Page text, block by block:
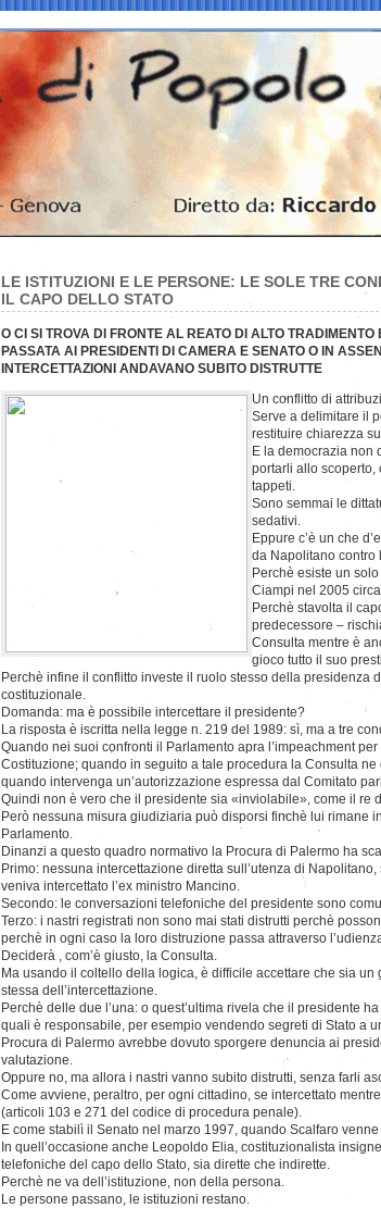
LE ISTITUZIONI E LE PERSONE: LE SOLE TRE
IL CAPO DELLO STATO
O CI SI TROVA DI FRONTE AL REATO DI ALTO
PASSATA AI PRESIDENTI DI CAMERA E SENATO O IN
INTERCETTAZIONI ANDAVANO SUBITO DISTRUTTE
Un conflitto di
Serve a delimitare il
restituire chiarezza
E la democrazia non
portarli allo scoperto,
tappeti.
Sono semmai le
sedativi.
Eppure c’è un che
da Napolitano contro
Perchè esiste un
Ciampi nel 2005
Perchè stavolta il
predecessore –
Consulta mentre è
gioco tutto il suo
Perchè infine il conflitto investe il ruolo stesso della presidenza
costituzionale.
Domanda: ma è possibile intercettare il presidente?
La risposta è iscritta nella legge n. 219 del 1989: sì, ma a tre
Quando nei suoi confronti il Parlamento apra l’impeachment
Costituzione; quando in seguito a tale procedura la Consulta
quando intervenga un’autorizzazione espressa dal Comitato
Quindi non è vero che il presidente sia «inviolabile», come il re
Però nessuna misura giudiziaria può disporsi finchè lui rimane
Parlamento.
Dinanzi a questo quadro normativo la Procura di Palermo ha
Primo: nessuna intercettazione diretta sull’utenza di
veniva intercettato l’ex ministro Mancino.
Secondo: le conversazioni telefoniche del presidente sono
Terzo: i nastri registrati non sono mai stati distrutti perchè
perchè in ogni caso la loro distruzione passa attraverso
Deciderà , com’è giusto, la Consulta.
Ma usando il coltello della logica, è difficile accettare che sia
stessa dell’intercettazione.
Perchè delle due l’una: o quest’ultima rivela che il presidente
quali è responsabile, per esempio vendendo segreti di Stato a
Procura di Palermo avrebbe dovuto sporgere denuncia ai
valutazione.
Oppure no, ma allora i nastri vanno subito distrutti, senza farli
Come avviene, peraltro, per ogni cittadino, se intercettato
(articoli 103 e 271 del codice di procedura penale).
E come stabilì il Senato nel marzo 1997, quando Scalfaro
In quell’occasione anche Leopoldo Elia, costituzionalista
telefoniche del capo dello Stato, sia dirette che indirette.
Perchè ne va dell’istituzione, non della persona.
Le persone passano, le istituzioni restano.